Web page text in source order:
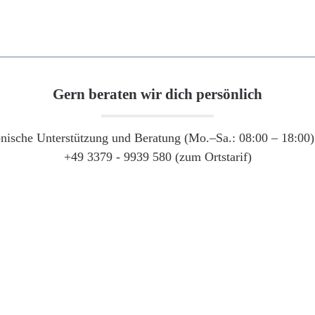
Gern beraten wir dich persönlich
Unterstützung und Beratung (Mo.–Sa.: 08:00 –
+49 3379 - 9939 580 (zum Ortstarif)